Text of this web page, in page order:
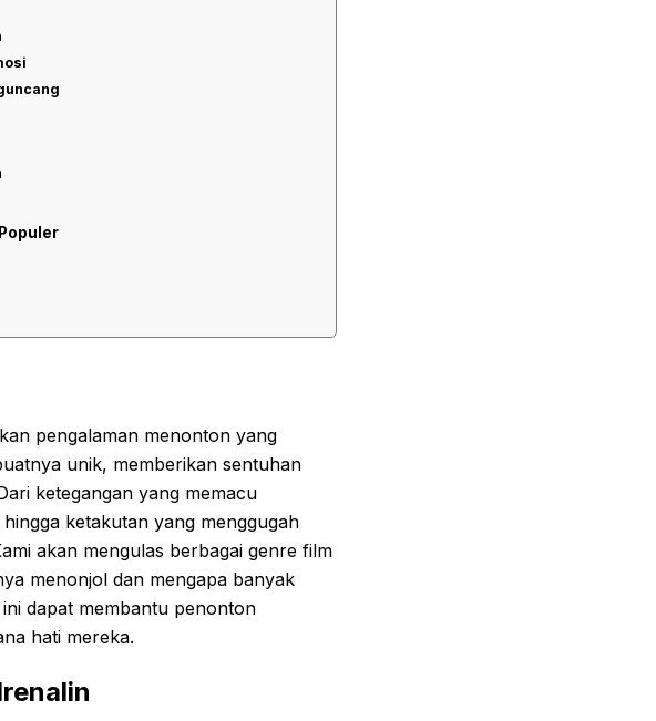
pengalaman menonton yang
unik, memberikan sentuhan
ketegangan yang memacu
hingga ketakutan yang menggugah
akan mengulas berbagai genre film
menonjol dan mengapa banyak
dapat membantu penonton
hati mereka.